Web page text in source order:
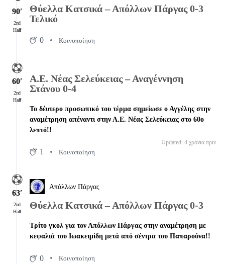
90′
2nd
Half
Θύελλα Κατσικά – Απόλλων Πάργας 0-3
Τελικό
0 Κοινοποίηση
60′
2nd
Half
Α.Ε. Νέας Σελεύκειας – Αναγέννηση
Στάνου 0-4
Το δέυτερο προσωπικό του τέρμα σημείωσε ο Αγγέλης στην
αναμέτρηση απέναντι στην Α.Ε. Νέας Σελεύκειας στο 60ο
λεπτό!!
Updated: 4 χρόνια πριν
1 Κοινοποίηση
63′
2nd
Half
Απόλλων Πάργας
Θύελλα Κατσικά – Απόλλων Πάργας 0-3
Τρίτο γκολ για τον Απόλλων Πάργας στην αναμέτρηση με
κεφαλιά του Ιωακειμίδη μετά από σέντρα του Παπαρούνα!!
0 Κοινοποίηση